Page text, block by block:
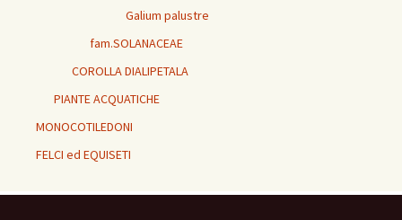
Galium palustre
fam.SOLANACEAE
COROLLA DIALIPETALA
PIANTE ACQUATICHE
MONOCOTILEDONI
FELCI ed EQUISETI